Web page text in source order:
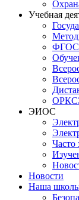
Учебная
ФГОС
ЭИОС
Часто
Новости
Наша